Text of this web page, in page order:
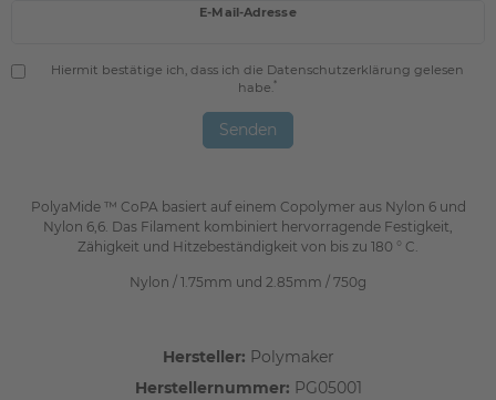
PolyaMide ™ CoPA basiert auf einem Copolymer aus Nylon 6 und
Nylon 6,6. Das Filament kombiniert hervorragende Festigkeit,
Zähigkeit und Hitzebeständigkeit von bis zu 180 ° C.
Nylon / 1.75mm und 2.85mm / 750g
Hersteller: Polymaker
Herstellernummer: PG05001
E-Mail-Adresse
Hiermit bestätige ich, dass ich die Daten­schutz­erklärung gelesen
habe.*
Senden